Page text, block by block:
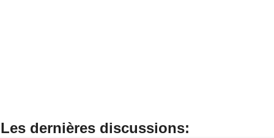
Les dernières discussions: